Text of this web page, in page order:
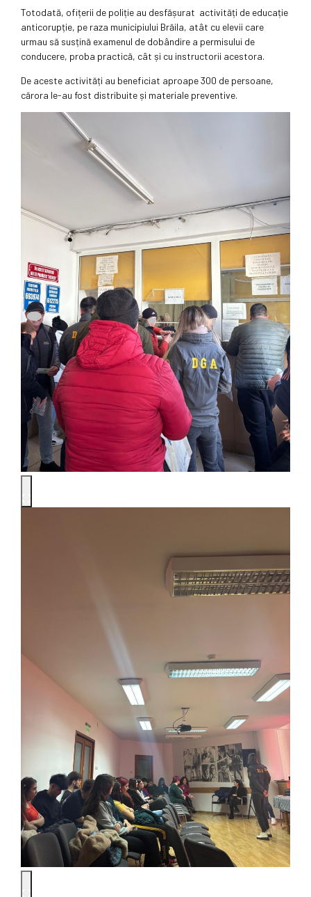
Totodată, ofițerii de poliție au desfășurat activități de educație
anticorupție, pe raza municipiului Brăila, atât cu elevii care
urmau să susțină examenul de dobândire a permisului de
conducere, proba practică, cât și cu instructorii acestora.
De aceste activități au beneficiat aproape 300 de persoane,
cărora le-au fost distribuite și materiale preventive.